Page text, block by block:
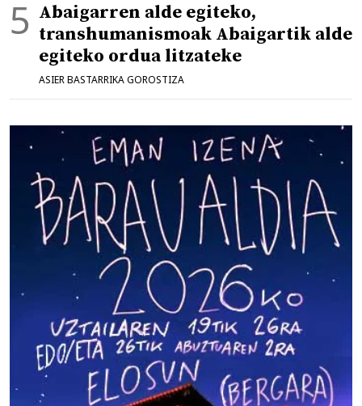
Abaigarren alde egiteko,
transhumanismoak Abaigartik alde
egiteko ordua litzateke
ASIER BASTARRIKA GOROSTIZA